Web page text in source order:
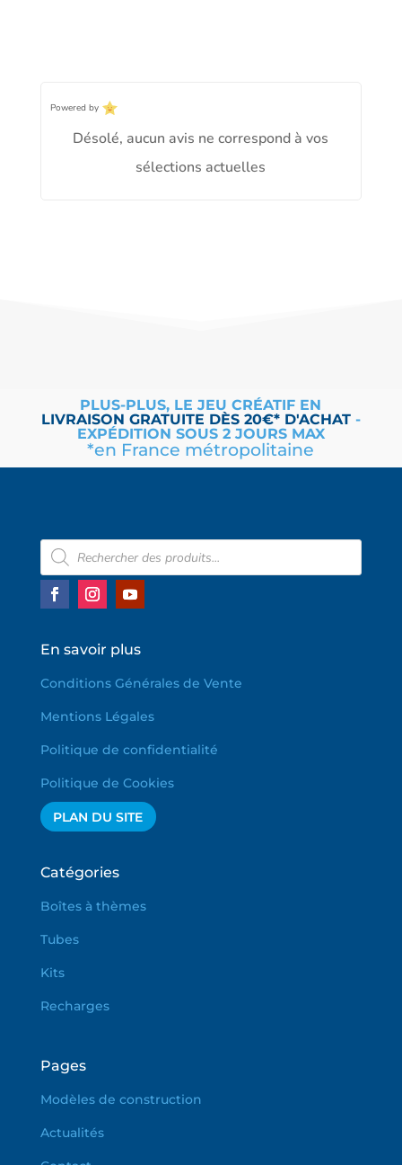
Powered by
Désolé, aucun avis ne correspond à vos
sélections actuelles
PLUS-PLUS, LE JEU CRÉATIF EN
LIVRAISON GRATUITE DÈS 20€* D'ACHAT -
EXPÉDITION SOUS 2 JOURS MAX
*en France métropolitaine
Recherche
de
produits
En savoir plus
Conditions Générales de Vente
Mentions Légales
Politique de confidentialité
Politique de Cookies
PLAN DU SITE
Catégories
Boîtes à thèmes
Tubes
Kits
Recharges
Pages
Modèles de construction
Actualités